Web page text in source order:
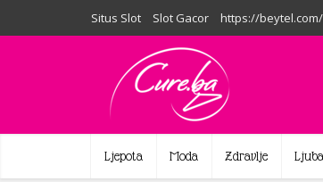
Situs Slot Slot Gacor https://
Ljepota Moda Zdravlje